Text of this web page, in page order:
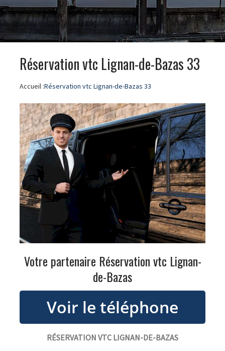
Réservation vtc Lignan-de-Bazas 33
Accueil :Réservation vtc Lignan-de-Bazas 33
Votre partenaire Réservation vtc Lignan-
de-Bazas
RÉSERVATION VTC LIGNAN-DE-BAZAS